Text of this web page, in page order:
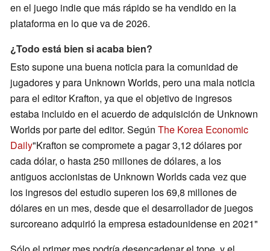
en el juego indie que más rápido se ha vendido en la
plataforma en lo que va de 2026.
¿Todo está bien si acaba bien?
Esto supone una buena noticia para la comunidad de
jugadores y para Unknown Worlds, pero una mala noticia
para el editor Krafton, ya que el objetivo de ingresos
estaba incluido en el acuerdo de adquisición de Unknown
Worlds por parte del editor. Según The Korea Economic
Daily"Krafton se compromete a pagar 3,12 dólares por
cada dólar, o hasta 250 millones de dólares, a los
antiguos accionistas de Unknown Worlds cada vez que
los ingresos del estudio superen los 69,8 millones de
dólares en un mes, desde que el desarrollador de juegos
surcoreano adquirió la empresa estadounidense en 2021"